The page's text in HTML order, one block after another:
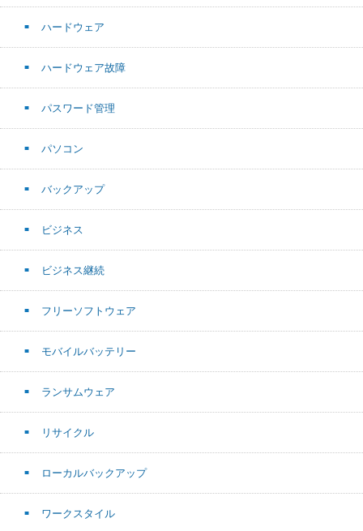
ハードウェア
ハードウェア故障
パスワード管理
パソコン
バックアップ
ビジネス
ビジネス継続
フリーソフトウェア
モバイルバッテリー
ランサムウェア
リサイクル
ローカルバックアップ
ワークスタイル